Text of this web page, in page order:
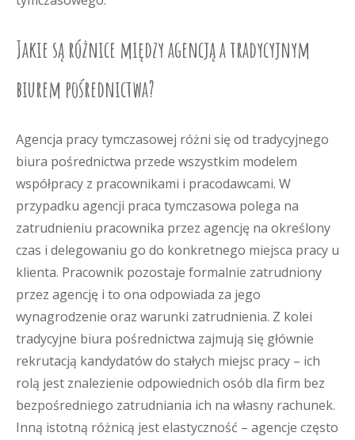
Jakie są różnice między agencją a tradycyjnym
biurem pośrednictwa?
Agencja pracy tymczasowej różni się od tradycyjnego
biura pośrednictwa przede wszystkim modelem
współpracy z pracownikami i pracodawcami. W
przypadku agencji praca tymczasowa polega na
zatrudnieniu pracownika przez agencję na określony
czas i delegowaniu go do konkretnego miejsca pracy u
klienta. Pracownik pozostaje formalnie zatrudniony
przez agencję i to ona odpowiada za jego
wynagrodzenie oraz warunki zatrudnienia. Z kolei
tradycyjne biura pośrednictwa zajmują się głównie
rekrutacją kandydatów do stałych miejsc pracy – ich
rolą jest znalezienie odpowiednich osób dla firm bez
bezpośredniego zatrudniania ich na własny rachunek.
Inną istotną różnicą jest elastyczność – agencje często